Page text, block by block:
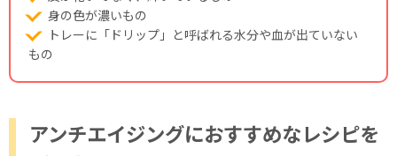
身の色が濃いもの
トレーに「ドリップ」と呼ばれる水分や血が出ていない
もの
アンチエイジングにおすすめなレシピを